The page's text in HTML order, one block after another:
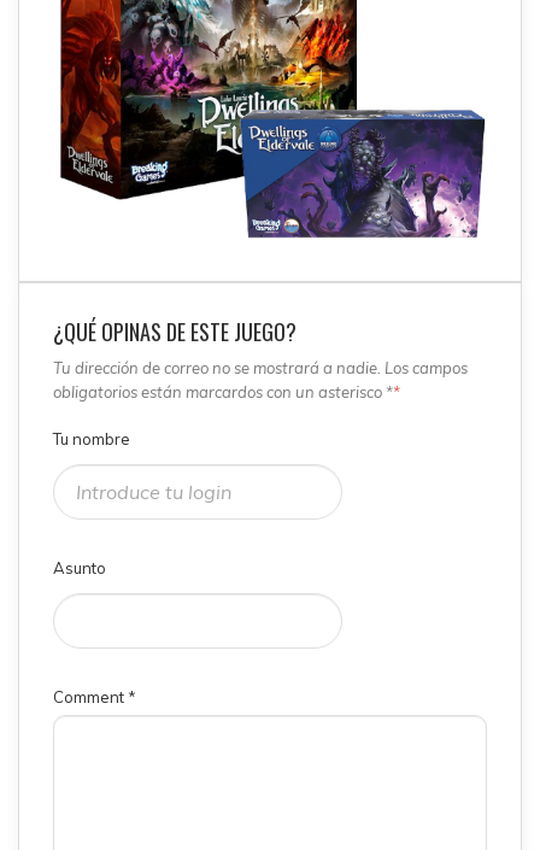
¿QUÉ OPINAS DE ESTE JUEGO?
Tu dirección de correo no se mostrará a nadie. Los campos
obligatorios están marcardos con un asterisco **
Tu nombre
Asunto
Comment *